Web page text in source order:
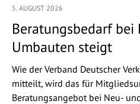
5. AUGUST 2026
Beratungsbedarf bei
Umbauten steigt
Wie der Verband Deutscher
mitteilt, wird das für
Beratungsangebot bei Neu-